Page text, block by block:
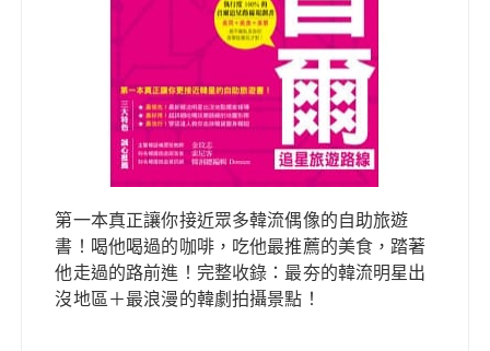
第一本真正讓你接近眾多韓流偶像的自助旅遊
書！喝他喝過的咖啡，吃他最推薦的美食，踏著
他走過的路前進！完整收錄：最夯的韓流明星出
沒地區＋最浪漫的韓劇拍攝景點！